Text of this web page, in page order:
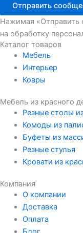
Отправить
Нажимая «Отправить
на обработку
Каталог товаров
Мебель
Интерьер
Ковры
Мебель из красного
Резные столы
Комоды из
Буфеты из
Резные стулья
Кровати из
Компания
О компании
Доставка
Оплата